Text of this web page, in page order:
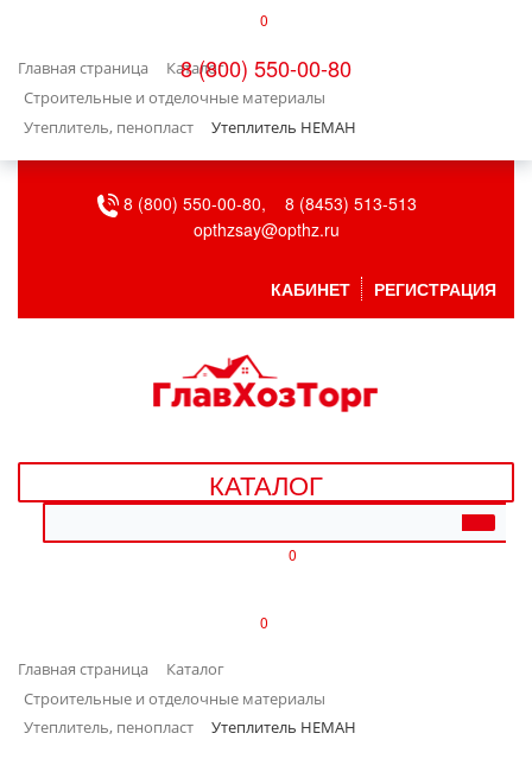
0
8 (800) 550-00-80
Главная страница
Каталог
Строительные и отделочные материалы
Утеплитель, пенопласт
Утеплитель НЕМАН
БЫТОВАЯ ТЕХНИКА
ВЕНТИЛЯЦИЯ
ДАЧА, САД И ОГОРОД
ДЕТСКИЕ ТОВАРЫ
ИНТЕРЬЕР
8 (800) 550-00-80,
8 (8453) 513-513
opthzsay@opthz.ru
КАБИНЕТ РЕГИСТРАЦИЯ
КАТАЛОГ
0
0
Главная страница
Каталог
Строительные и отделочные материалы
Утеплитель, пенопласт
Утеплитель НЕМАН